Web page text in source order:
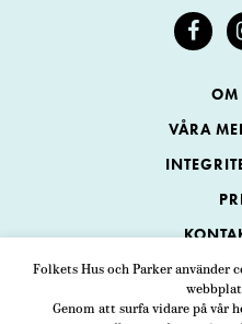
Folkets Hus och Parker använder
Genom att surfa vidare på vår
OM
VÅRA
Folkets